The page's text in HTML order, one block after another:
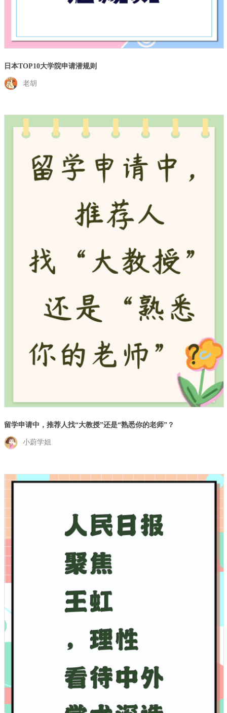
日本TOP10大学院申请潜规则
老胡
留学申请中，推荐人找“大教授”还是“熟悉你的老师”？
小蔚学姐